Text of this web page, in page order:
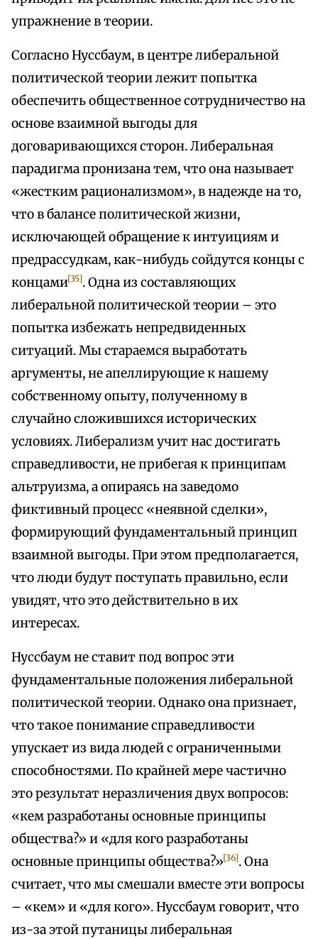
упражнение в теории.
Согласно Нуссбаум, в центре либеральной
политической теории лежит попытка
обеспечить общественное сотрудничество на
основе взаимной выгоды для
договаривающихся сторон. Либеральная
парадигма пронизана тем, что она называет
«жестким рационализмом», в надежде на то,
что в балансе политической жизни,
исключающей обращение к интуициям и
предрассудкам, как-нибудь сойдутся концы с
концами[35]. Одна из составляющих
либеральной политической теории – это
попытка избежать непредвиденных
ситуаций. Мы стараемся выработать
аргументы, не апеллирующие к нашему
собственному опыту, полученному в
случайно сложившихся исторических
условиях. Либерализм учит нас достигать
справедливости, не прибегая к принципам
альтруизма, а опираясь на заведомо
фиктивный процесс «неявной сделки»,
формирующий фундаментальный принцип
взаимной выгоды. При этом предполагается,
что люди будут поступать правильно, если
увидят, что это действительно в их
интересах.
Нуссбаум не ставит под вопрос эти
фундаментальные положения либеральной
политической теории. Однако она признает,
что такое понимание справедливости
упускает из вида людей с ограниченными
способностями. По крайней мере частично
это результат неразличения двух вопросов:
«кем разработаны основные принципы
общества?» и «для кого разработаны
основные принципы общества?»[36]. Она
считает, что мы смешали вместе эти вопросы
– «кем» и «для кого». Нуссбаум говорит, что
из-за этой путаницы либеральная